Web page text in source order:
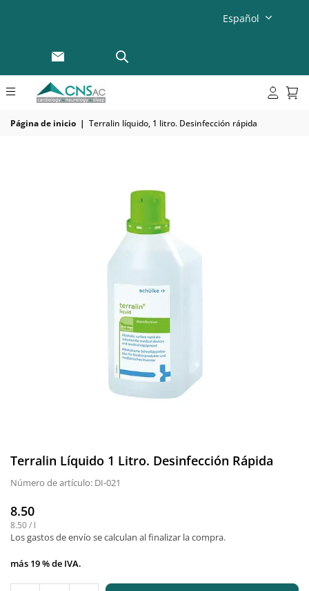
Español
Página de inicio | Terralin líquido, 1 litro. Desinfección rápida
Terralin Líquido 1 Litro. Desinfección Rápida
Número de artículo: DI-021
Precio
normal
8.50
8.50/ l
Los gastos de envío se calculan al finalizar la compra.
más 19 % de IVA.